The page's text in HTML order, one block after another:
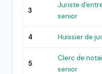
3
Juriste
senior
4 Huissier de
5
Clerc de
senior